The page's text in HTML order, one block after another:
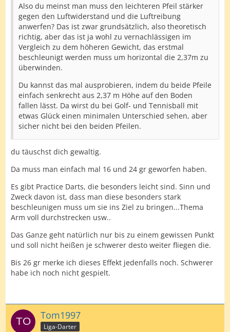
Also du meinst man muss den leichteren Pfeil stärker
gegen den Luftwiderstand und die Luftreibung
anwerfen? Das ist zwar grundsätzlich, also theoretisch
richtig, aber das ist ja wohl zu vernachlässigen im
Vergleich zu dem höheren Gewicht, das erstmal
beschleunigt werden muss um horizontal die 2,37m zu
überwinden.
Du kannst das mal ausprobieren, indem du beide Pfeile
einfach senkrecht aus 2,37 m Höhe auf den Boden
fallen lässt. Da wirst du bei Golf- und Tennisball mit
etwas Glück einen minimalen Unterschied sehen, aber
sicher nicht bei den beiden Pfeilen.
du täuschst dich gewaltig.
Da muss man einfach mal 16 und 24 gr geworfen haben.
Es gibt Practice Darts, die besonders leicht sind. Sinn und
Zweck davon ist, dass man diese besonders stark
beschleunigen muss um sie ins Ziel zu bringen...Thema
Arm voll durchstrecken usw..
Das Ganze geht natürlich nur bis zu einem gewissen Punkt
und soll nicht heißen je schwerer desto weiter fliegen die.
Bis 26 gr merke ich dieses Effekt jedenfalls noch. Schwerer
habe ich noch nicht gespielt.
Tom1997
Liga-Darter